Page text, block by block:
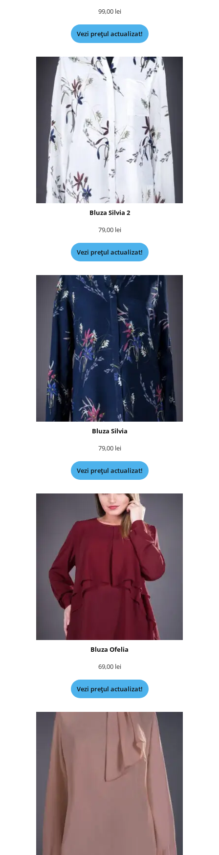
99,00 lei
Vezi prețul actualizat!
Bluza Silvia 2
79,00 lei
Vezi prețul actualizat!
Bluza Silvia
79,00 lei
Vezi prețul actualizat!
Bluza Ofelia
69,00 lei
Vezi prețul actualizat!